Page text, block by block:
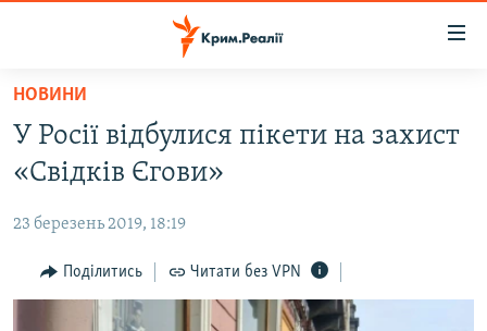
Перейти
основного
матеріалу
до
навігації
Перейти
ПОЛІТИКА
БЛОГИ
НОВИНИ
У Росії відбулися пікети на захист
«Свідків Єгови»
23 березень 2019, 18:19
Поділитись Читати без VPN